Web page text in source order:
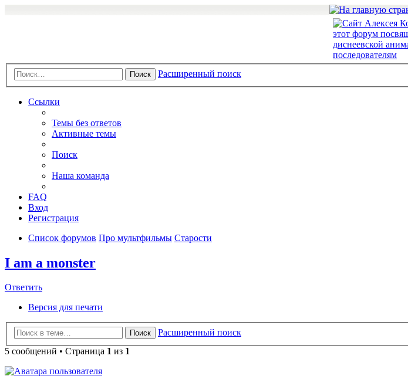
Поиск Расширенный поиск
Ссылки
Темы без ответов
Активные темы
Поиск
Наша команда
FAQ
Вход
Регистрация
Список форумов Про мультфильмы Старости
I am a monster
Ответить
Версия для печати
Поиск
Расширенный поиск
5 сообщений • Страница 1 из 1